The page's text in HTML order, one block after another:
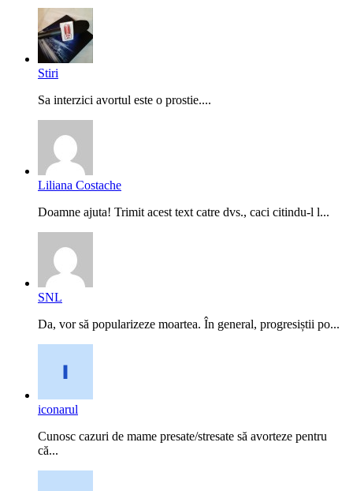
Stiri
Sa interzici avortul este o prostie....
Liliana Costache
Doamne ajuta! Trimit acest text catre dvs., caci citindu-l l...
SNL
Da, vor să popularizeze moartea. În general, progresiștii po...
iconarul
Cunosc cazuri de mame presate/stresate să avorteze pentru
că...